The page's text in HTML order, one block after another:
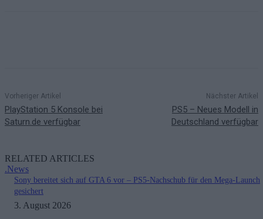
Vorheriger Artikel
PlayStation 5 Konsole bei
Saturn.de verfügbar
Nächster Artikel
PS5 – Neues Modell in
Deutschland verfügbar
RELATED ARTICLES
.News
Sony bereitet sich auf GTA 6 vor – PS5-Nachschub für den Mega-Launch
gesichert
3. August 2026